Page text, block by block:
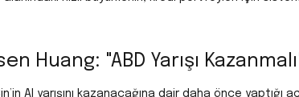
Huang: "ABD Yarışı
AI yarışını kazanacağına dair daha önce yaptığı